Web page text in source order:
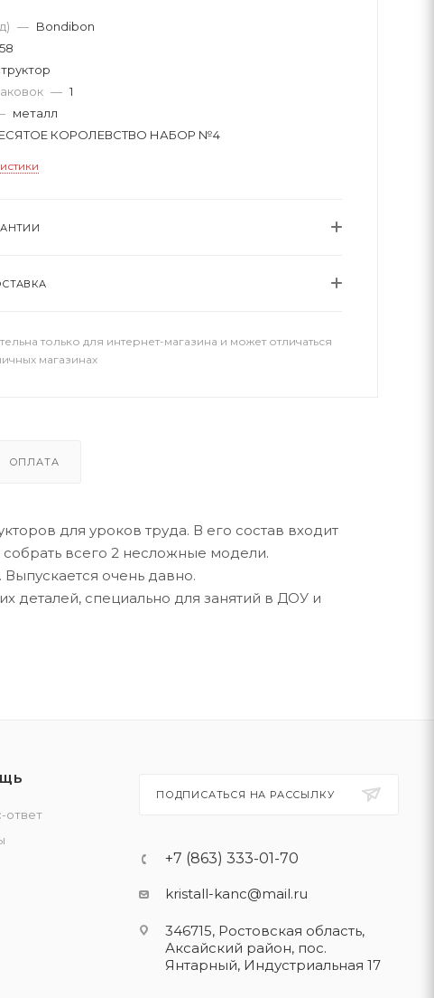
— Bondibon
— 1
металл
КОРОЛЕВСТВО НАБОР №4
только для интернет-магазина и может отличаться
магазинах
ОПЛАТА
для уроков труда. В его состав входит
всего 2 несложные модели.
очень давно.
деталей, специально для занятий в ДОУ и
ответ
ПОДПИСАТЬСЯ НА РАССЫЛКУ
+7 (863) 333-01-70
kristall-kanc@mail.ru
346715, Ростовская область​,
Аксайский район, пос.
Янтарный, Индустриальная 17